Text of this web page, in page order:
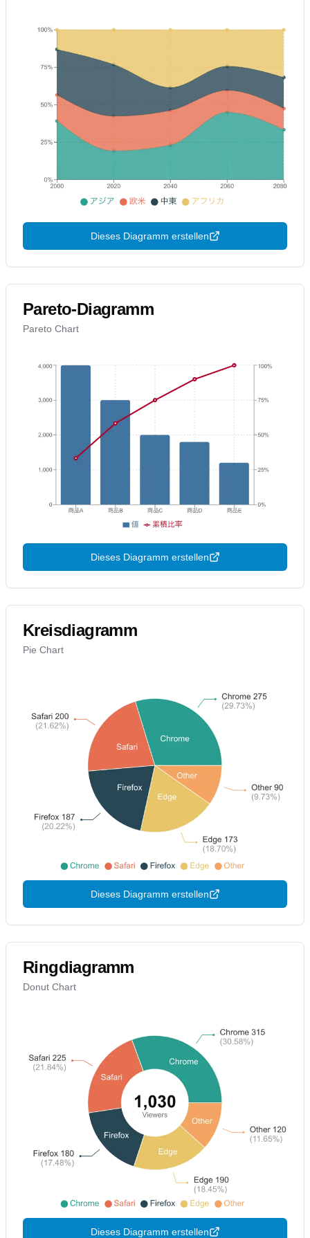
Dieses Diagramm erstellen
Pareto-Diagramm
Pareto Chart
Dieses Diagramm erstellen
Kreisdiagramm
Pie Chart
Dieses Diagramm erstellen
Ringdiagramm
Donut Chart
Dieses Diagramm erstellen